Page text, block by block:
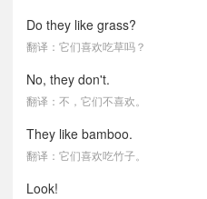
Do they like grass?
翻译：它们喜欢吃草吗？
No, they don't.
翻译：不，它们不喜欢。
They like bamboo.
翻译：它们喜欢吃竹子。
Look!